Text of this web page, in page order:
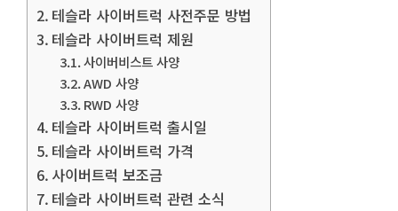
테슬라 사이버트럭 사전주문 방법
테슬라 사이버트럭 제원
사이버비스트 사양
AWD 사양
RWD 사양
테슬라 사이버트럭 출시일
테슬라 사이버트럭 가격
사이버트럭 보조금
테슬라 사이버트럭 관련 소식